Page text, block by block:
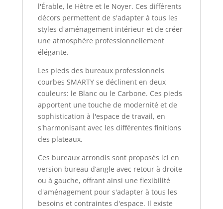
l'Érable, le Hêtre et le Noyer. Ces différents
décors permettent de s'adapter à tous les
styles d'aménagement intérieur et de créer
une atmosphère professionnellement
élégante.
Les pieds des bureaux professionnels
courbes SMARTY se déclinent en deux
couleurs: le Blanc ou le Carbone. Ces pieds
apportent une touche de modernité et de
sophistication à l'espace de travail, en
s'harmonisant avec les différentes finitions
des plateaux.
Ces bureaux arrondis sont proposés ici en
version bureau d’angle avec retour à droite
ou à gauche, offrant ainsi une flexibilité
d'aménagement pour s'adapter à tous les
besoins et contraintes d'espace. Il existe